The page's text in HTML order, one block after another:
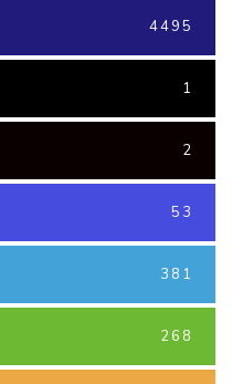
4495
1
2
53
381
268